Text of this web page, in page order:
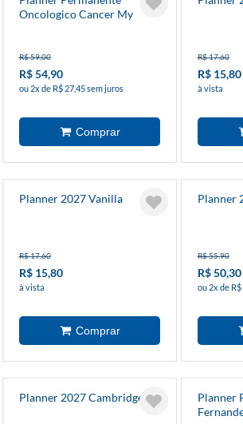
Oncologico Cancer My
R$ 59,00
R$ 54,90
ou 2x de R$ 27,45 sem juros
R$ 17,60
R$ 15,80
à vista
Planner 2027 Vanilla
R$ 17,60
R$ 15,80
à vista
Planner
R$ 55,90
R$ 50,30
ou 2x de
Planner 2027 Cambridge
Planner